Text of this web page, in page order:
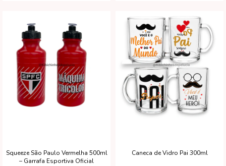
Squeeze São Paulo Vermelha 500ml
– Garrafa Esportiva Oficial
Caneca de Vidro Pai 300ml